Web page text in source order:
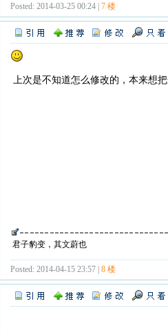
Posted: 2014-03-25 00:24 | 7 楼
上次是不知道怎么修改的，本来想
君子豹变，其文蔚也
Posted: 2014-04-15 23:57 | 8 楼